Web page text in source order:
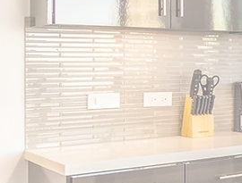
Diagnostic à domicile
Jusqu'à 50€ remboursé
Réparation garantie 6